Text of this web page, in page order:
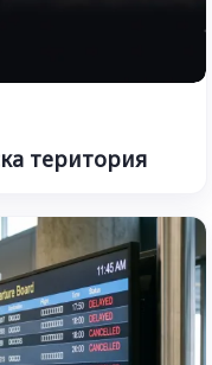
територия